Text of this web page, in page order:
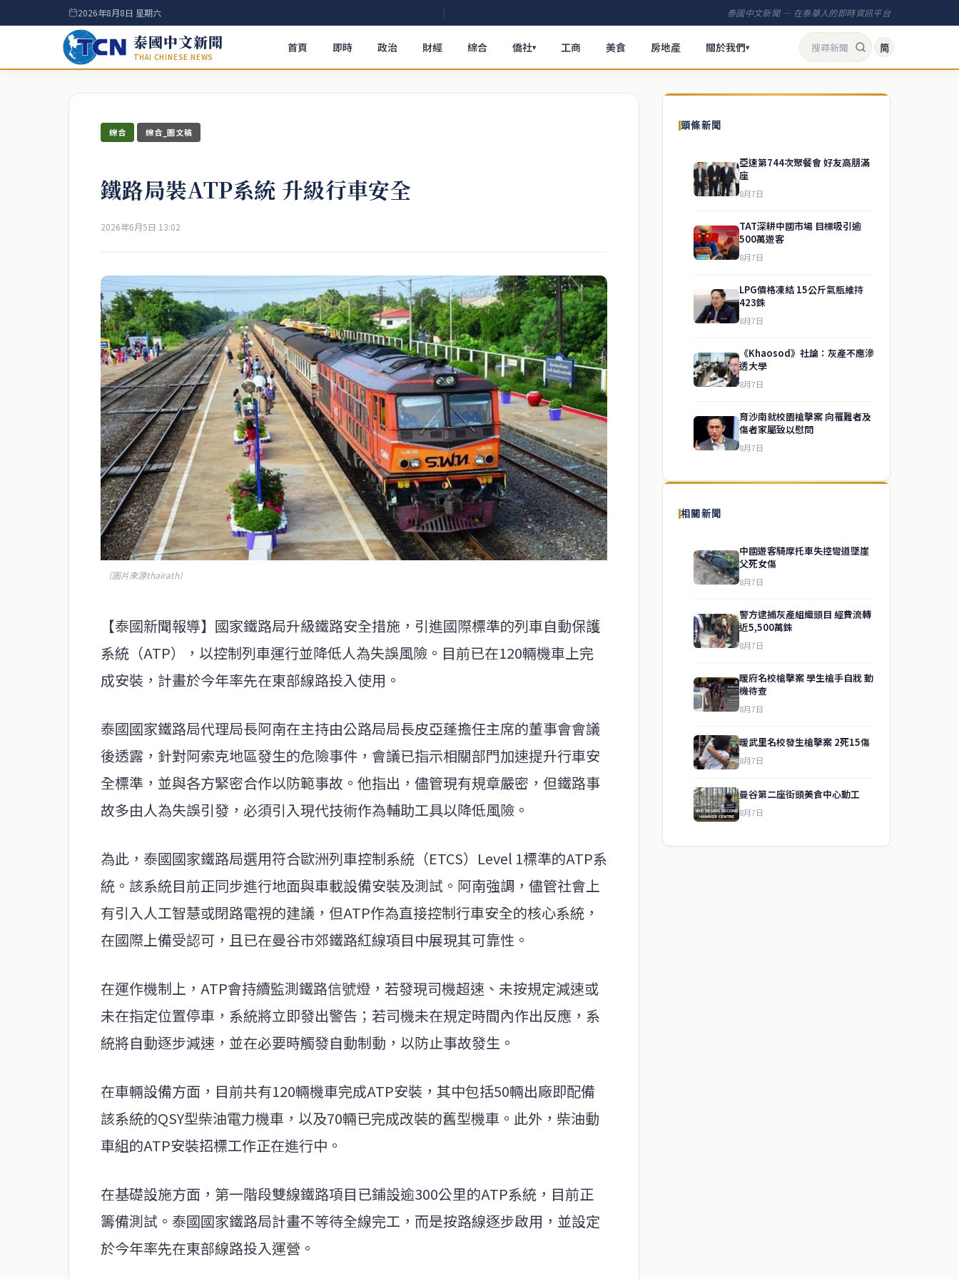
2026年8月8日 星期六 泰國中文新聞 — 在泰華人的即時資訊平台
泰國中文新聞
THAI CHINESE NEWS
首頁 即時 政治 財經 綜合 僑社▾ 工商 美食 房地產 關於我們▾ 简
綜合 綜合_圖文稿
鐵路局裝ATP系統 升級行車安全
2026年6月5日 13:02
（圖片來源thairath）
【泰國新聞報導】國家鐵路局升級鐵路安全措施，引進國際標準的列車自動保護
系統（ATP），以控制列車運行並降低人為失誤風險。目前已在120輛機車上完
成安裝，計畫於今年率先在東部線路投入使用。
泰國國家鐵路局代理局長阿南在主持由公路局局長皮亞蓬擔任主席的董事會會議
後透露，針對阿索克地區發生的危險事件，會議已指示相關部門加速提升行車安
全標準，並與各方緊密合作以防範事故。他指出，儘管現有規章嚴密，但鐵路事
故多由人為失誤引發，必須引入現代技術作為輔助工具以降低風險。
為此，泰國國家鐵路局選用符合歐洲列車控制系統（ETCS）Level 1標準的ATP系
統。該系統目前正同步進行地面與車載設備安裝及測試。阿南強調，儘管社會上
有引入人工智慧或閉路電視的建議，但ATP作為直接控制行車安全的核心系統，
在國際上備受認可，且已在曼谷市郊鐵路紅線項目中展現其可靠性。
在運作機制上，ATP會持續監測鐵路信號燈，若發現司機超速、未按規定減速或
未在指定位置停車，系統將立即發出警告；若司機未在規定時間內作出反應，系
統將自動逐步減速，並在必要時觸發自動制動，以防止事故發生。
在車輛設備方面，目前共有120輛機車完成ATP安裝，其中包括50輛出廠即配備
該系統的QSY型柴油電力機車，以及70輛已完成改裝的舊型機車。此外，柴油動
車組的ATP安裝招標工作正在進行中。
在基礎設施方面，第一階段雙線鐵路項目已鋪設逾300公里的ATP系統，目前正
籌備測試。泰國國家鐵路局計畫不等待全線完工，而是按路線逐步啟用，並設定
於今年率先在東部線路投入運營。
頭條新聞
亞速第744次聚餐會 好友高朋滿
座
8月7日
TAT深耕中國市場 目標吸引逾
500萬遊客
8月7日
LPG價格凍結 15公斤氣瓶維持
423銖
8月7日
《Khaosod》社論：灰產不應滲
透大學
8月7日
育沙南就校園槍擊案 向罹難者及
傷者家屬致以慰問
8月7日
相關新聞
中國遊客騎摩托車失控彎道墜崖
父死女傷
8月7日
警方逮捕灰產組織頭目 經費流轉
近5,500萬銖
8月7日
暖府名校槍擊案 學生槍手自戕 動
機待查
8月7日
暖武里名校發生槍擊案 2死15傷
8月7日
曼谷第二座街頭美食中心動工
8月7日